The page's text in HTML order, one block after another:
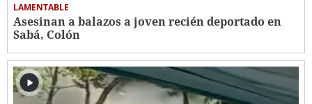
LAMENTABLE
Asesinan a balazos a joven recién deportado en
Sabá, Colón